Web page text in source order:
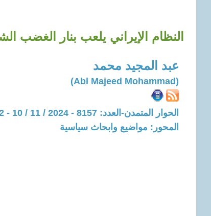
النظام الإيراني يلعب بنار الغضب
عبد المجيد محمد
(Abl Majeed Mohammad)
الحوار المتمدن-العدد: 8157 - 2024 / 11 / 10 - 02:42
المحور: مواضيع وابحاث سياسية